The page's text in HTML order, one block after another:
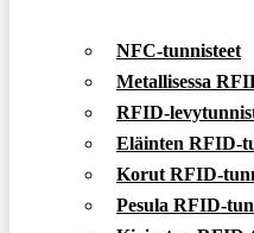
NFC-tunnisteet
Metallisessa
RFID-
Eläinten RFID-
Korut RFID-
Pesula RFID-